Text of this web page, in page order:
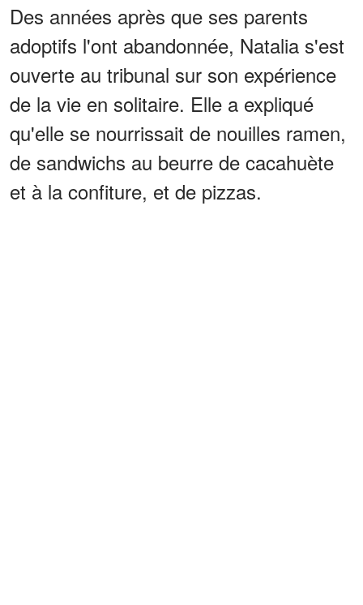
Des années après que ses parents
adoptifs l'ont abandonnée, Natalia s'est
ouverte au tribunal sur son expérience
de la vie en solitaire. Elle a expliqué
qu'elle se nourrissait de nouilles ramen,
de sandwichs au beurre de cacahuète
et à la confiture, et de pizzas.